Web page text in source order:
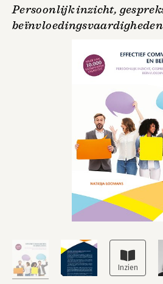
Persoonlijk inzicht,
beïnvloedingsvaardigheden